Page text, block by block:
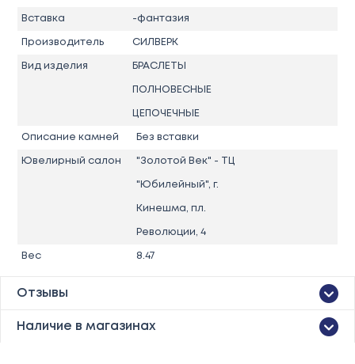
Вставка -фантазия
Производитель СИЛВЕРК
Вид изделия БРАСЛЕТЫ
ПОЛНОВЕСНЫЕ
ЦЕПОЧЕЧНЫЕ
Описание камней Без вставки
Ювелирный салон "Золотой Век" - ТЦ
"Юбилейный", г.
Кинешма, пл.
Революции, 4
Вес 8.47
Отзывы
Наличие в магазинах